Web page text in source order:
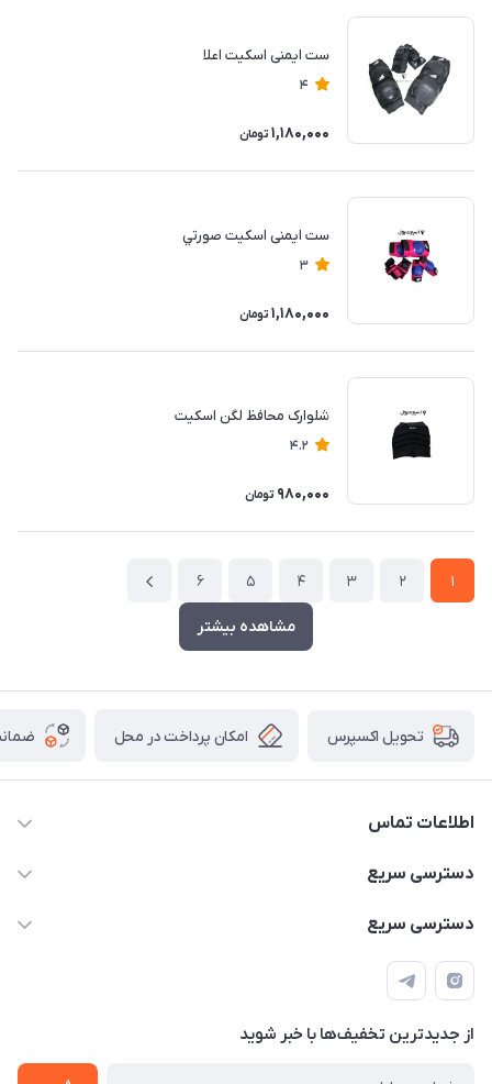
ست ایمنی اسكيت اعلا
4
1,180,000 تومان
ست ایمنی اسكيت صورتي
3
1,180,000 تومان
شلوارک محافظ لگن اسكيت
4.2
980,000 تومان
1
2
3
4
5
6
مشاهده بیشتر
تحویل اکسپرس امکان پرداخت در محل
اطلاعات تماس
۰۹۳۵۶۰۴۰۳۶۵
سیمای ورزش
دسترسی سریع
اسکیت فلایینگ ایگل
اسکیت دخترانه
دسترسی سریع
اسکوتر برقی دخترانه
اسکیت روسز
اسکوتر
از جدید‌ترین تخفیف‌ها با‌ خبر شوید